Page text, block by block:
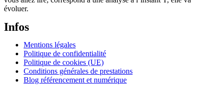
évoluer.
Infos
Mentions légales
Politique de confidentialité
Politique de cookies (UE)
Conditions générales de prestations
Blog référencement et numérique